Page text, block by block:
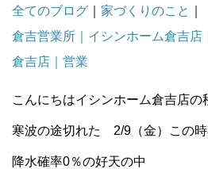
全てのブログ
家づくりのこと
倉吉営業所｜イシンホーム倉吉店
倉吉店｜営業
こんにちはイシンホーム倉吉店の
寒波の途切れた 2/9（金）この時
降水確率0％の好天の中